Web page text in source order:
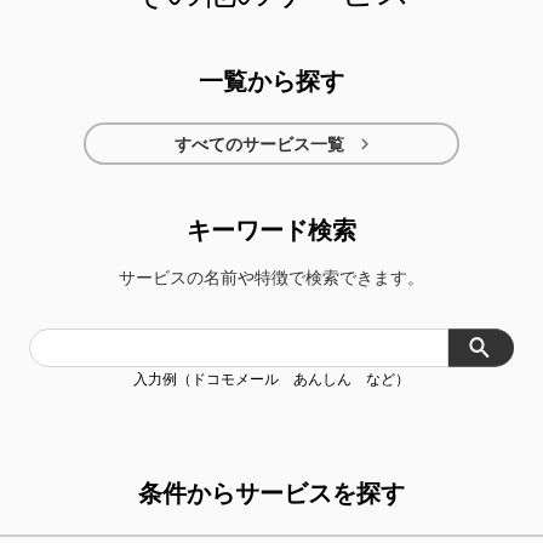
ズ）
スケジュール＆メモ 買取プログラム
dショッピングダイ
レクト
一覧から探す
すべてのサービス一覧 
キーワード検索
サービスの名前や特徴で検索できます。
入力例（ドコモメール あんしん など）
条件からサービスを探す